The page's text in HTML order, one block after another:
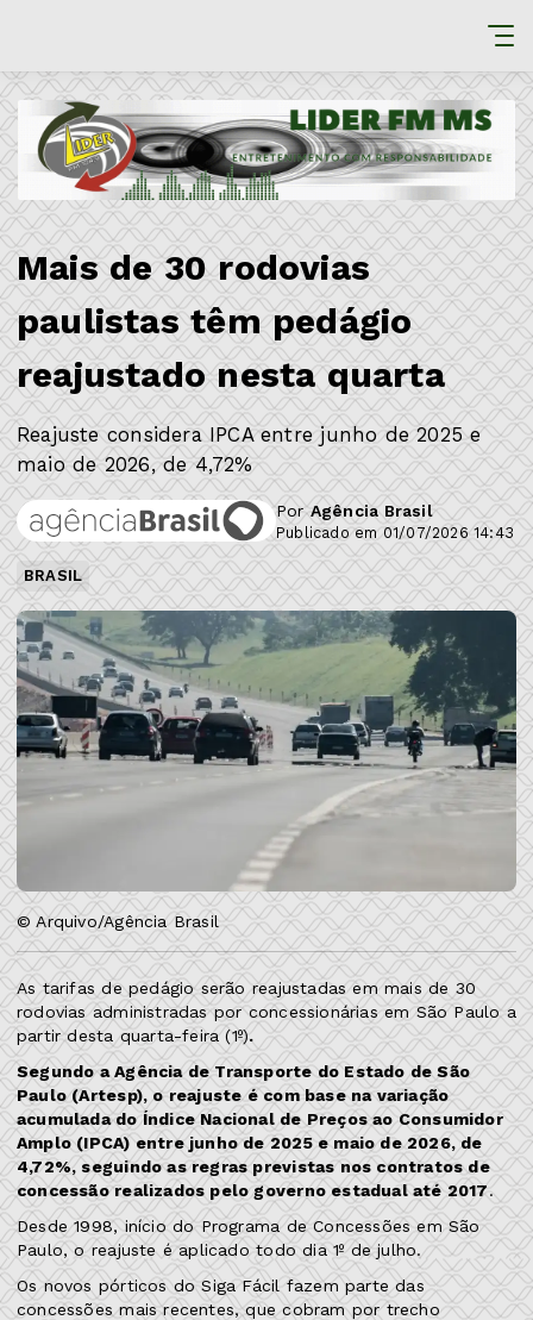
Mais de 30 rodovias
paulistas têm pedágio
reajustado nesta quarta
Reajuste considera IPCA entre junho de 2025 e
maio de 2026, de 4,72%
PorAgência Brasil
Publicado em 01/07/2026 14:43
BRASIL
© Arquivo/Agência Brasil
As tarifas de pedágio serão reajustadas em mais de 30
rodovias administradas por concessionárias em São Paulo a
partir desta quarta-feira (1º).
Segundo a Agência de Transporte do Estado de São
Paulo (Artesp), o reajuste é com base na variação
acumulada do Índice Nacional de Preços ao Consumidor
Amplo (IPCA) entre junho de 2025 e maio de 2026, de
4,72%, seguindo as regras previstas nos contratos de
concessão realizados pelo governo estadual até 2017.
Desde 1998, início do Programa de Concessões em São
Paulo, o reajuste é aplicado todo dia 1º de julho.
Os novos pórticos do Siga Fácil fazem parte das
concessões mais recentes, que cobram por trecho